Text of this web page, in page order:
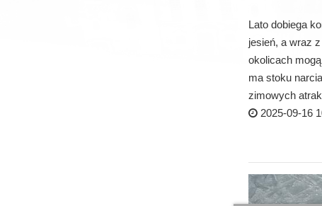
Lato dobiega
jesień, a wraz
okolicach
ma stoku
zimowych
2025-09-16